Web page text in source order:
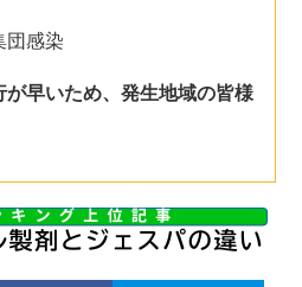
団感染
が早いため、発生地域の皆様